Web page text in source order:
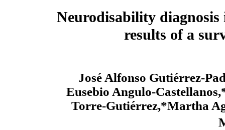
Neurodisability
results of a
José Alfonso Gutiérrez-
Eusebio Angulo-
Torre-Gutiérrez,*Martha